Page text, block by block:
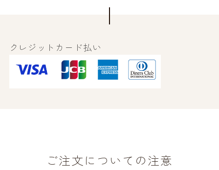
クレジットカード払い
ご注文についての注意